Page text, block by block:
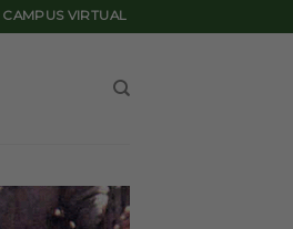
CAMPUS VIRTUAL